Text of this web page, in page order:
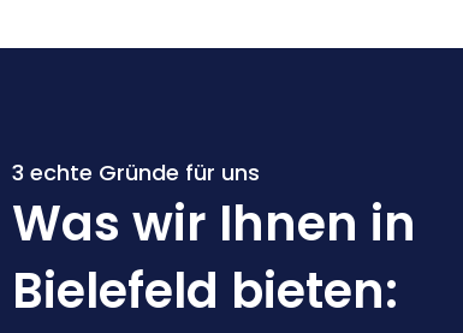
3 echte Gründe für uns
Was wir Ihnen in
Bielefeld bieten: